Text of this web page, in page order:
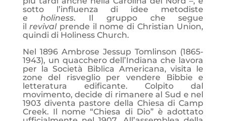
sotto l’influenza di idee metodiste
eholiness. Il gruppo che segue
ilrevivalprende il nome di Christian Union,
quindi di Holiness Church.
Nel 1896 Ambrose Jessup Tomlinson (1865-
1943), un quacchero dell’Indiana che lavora
per la Società Biblica Americana, visita le
zone del risveglio per vendere Bibbie e
letteratura edificante. Colpito dal
movimento, decide di rimanere al Sud e nel
1903 diventa pastore della Chiesa di Camp
Creek. Il nome “Chiesa di Dio” è adottato